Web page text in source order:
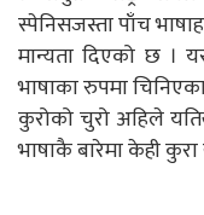
स्पेनिसजस्ता पाँच
मान्यता दिएको छ ।
भाषाका रुपमा
कुरोको चुरो अहिले
भाषाकै बारेमा केही कुरा